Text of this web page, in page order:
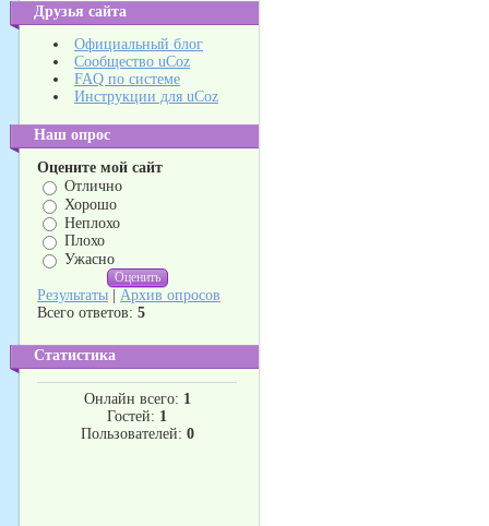
Друзья сайта
Официальный блог
Сообщество uCoz
FAQ по системе
Инструкции для uCoz
Наш опрос
Оцените мой сайт
Отлично
Хорошо
Неплохо
Плохо
Ужасно
Результаты
Архив опросов
Всего ответов: 5
Статистика
Онлайн всего: 1
Гостей: 1
Пользователей: 0